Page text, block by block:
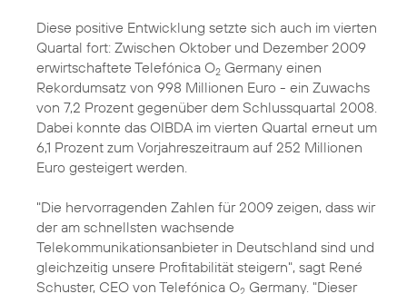
Diese positive Entwicklung setzte sich auch im vierten
Quartal fort: Zwischen Oktober und Dezember 2009
erwirtschaftete Telefónica O2 Germany einen
Rekordumsatz von 998 Millionen Euro - ein Zuwachs
von 7,2 Prozent gegenüber dem Schlussquartal 2008.
Dabei konnte das OIBDA im vierten Quartal erneut um
6,1 Prozent zum Vorjahreszeitraum auf 252 Millionen
Euro gesteigert werden.
"Die hervorragenden Zahlen für 2009 zeigen, dass wir
der am schnellsten wachsende
Telekommunikationsanbieter in Deutschland sind und
gleichzeitig unsere Profitabilität steigern", sagt René
Schuster, CEO von Telefónica O2 Germany. "Dieser